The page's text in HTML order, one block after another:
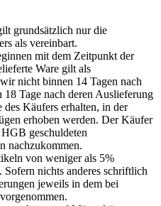
grundsätzlich nur die
als vereinbart.
mit dem Zeitpunkt der
Ware gilt als
nicht binnen 14 Tagen nach
18 Tage nach deren Auslieferung
Käufers erhalten, in der
erhoben werden. Der Käufer
geschuldeten
nachzukommen.
von weniger als 5%
nichts anderes schriftlich
jeweils in dem bei